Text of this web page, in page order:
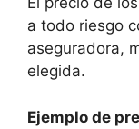
a todo riesgo
aseguradora,
elegida.
Ejemplo de